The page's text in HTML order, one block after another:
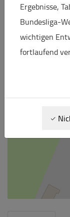
+
−
Ergebnisse,
Bundesliga-
wichtigen
fortlaufend